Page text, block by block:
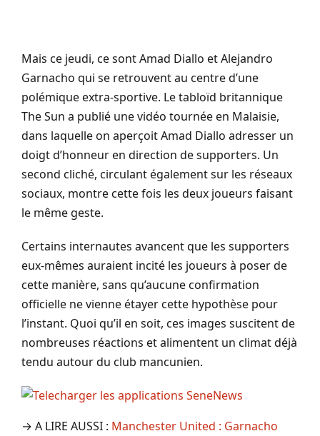
Mais ce jeudi, ce sont Amad Diallo et Alejandro
Garnacho qui se retrouvent au centre d’une
polémique extra-sportive. Le tabloïd britannique
The Sun a publié une vidéo tournée en Malaisie,
dans laquelle on aperçoit Amad Diallo adresser un
doigt d’honneur en direction de supporters. Un
second cliché, circulant également sur les réseaux
sociaux, montre cette fois les deux joueurs faisant
le même geste.
Certains internautes avancent que les supporters
eux-mêmes auraient incité les joueurs à poser de
cette manière, sans qu’aucune confirmation
officielle ne vienne étayer cette hypothèse pour
l’instant. Quoi qu’il en soit, ces images suscitent de
nombreuses réactions et alimentent un climat déjà
tendu autour du club mancunien.
→ A LIRE AUSSI : Manchester United : Garnacho